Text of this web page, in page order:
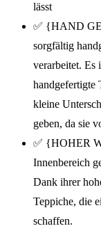
lässt
✅ {HAND
sorgfältig
verarbeitet. Es
handgefertigte
kleine
geben, da sie
✅ {HOHER
Innenbereich
Dank ihrer
Teppiche, die
schaffen.